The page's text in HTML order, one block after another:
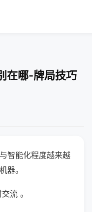
在哪-牌局技巧
智能化程度越来越
器。
流 。